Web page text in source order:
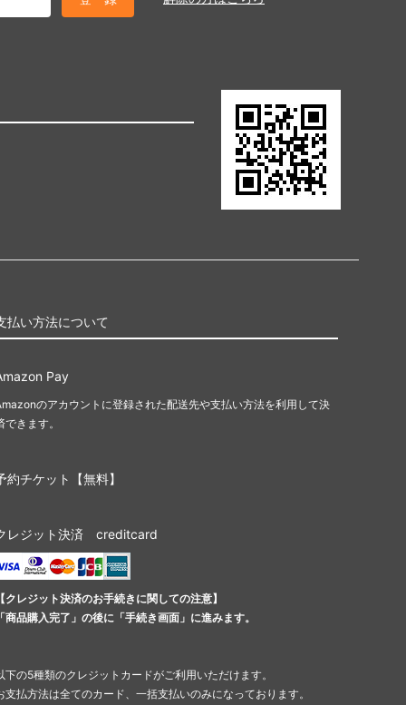
払い方法について
Pay
のアカウントに登録された配送先や支払い方法を利用して決
できます。
約チケット【無料】
レジット決済 creditcard
【クレジット決済のお手続きに関しての注意】
「商品購入完了」の後に「手続き画面」に進みます。
下の5種類のクレジットカードがご利用いただけます。
支払方法は全てのカード、一括支払いのみになっております。